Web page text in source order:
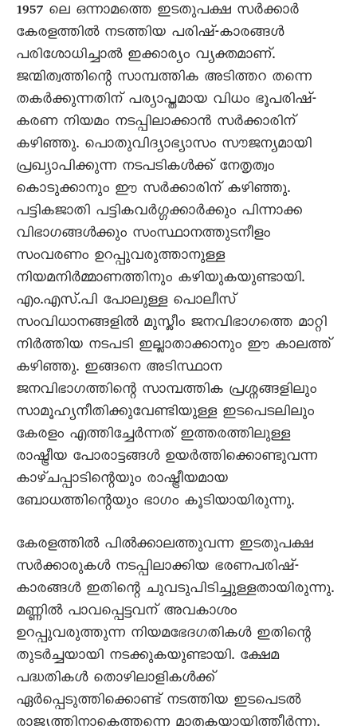
1957 ലെ ഒന്നാമത്തെ ഇടതുപക്ഷ സര്‍ക്കാര്‍
കേരളത്തില്‍ നടത്തിയ പരിഷ്-കാരങ്ങള്‍
പരിശോധിച്ചാല്‍ ഇക്കാര്യം വ്യക്തമാണ്.
ജന്മിത്വത്തിന്റെ സാമ്പത്തിക അടിത്തറ തന്നെ
തകര്‍ക്കുന്നതിന് പര്യാപ്തമായ വിധം ഭൂപരിഷ്-
കരണ നിയമം നടപ്പിലാക്കാന്‍ സര്‍ക്കാരിന്
കഴിഞ്ഞു. പൊതുവിദ്യാഭ്യാസം സൗജന്യമായി
പ്രഖ്യാപിക്കുന്ന നടപടികള്‍ക്ക് നേതൃത്വം
കൊടുക്കാനും ഈ സര്‍ക്കാരിന് കഴിഞ്ഞു.
പട്ടികജാതി പട്ടികവര്‍ഗ്ഗക്കാര്‍ക്കും പിന്നാക്ക
വിഭാഗങ്ങള്‍ക്കും സംസ്ഥാനത്തുടനീളം
സംവരണം ഉറപ്പുവരുത്താനുള്ള
നിയമനിര്‍മ്മാണത്തിനും കഴിയുകയുണ്ടായി.
എം.എസ്.പി പോലുള്ള പൊലീസ്
സംവിധാനങ്ങളില്‍ മുസ്ലീം ജനവിഭാഗത്തെ മാറ്റി
നിര്‍ത്തിയ നടപടി ഇല്ലാതാക്കാനും ഈ കാലത്ത്
കഴിഞ്ഞു. ഇങ്ങനെ അടിസ്ഥാന
ജനവിഭാഗത്തിന്റെ സാമ്പത്തിക പ്രശ്നങ്ങളിലും
സാമൂഹ്യനീതിക്കുവേണ്ടിയുള്ള ഇടപെടലിലും
കേരളം എത്തിച്ചേര്‍ന്നത് ഇത്തരത്തിലുള്ള
രാഷ്ട്രീയ പോരാട്ടങ്ങള്‍ ഉയര്‍ത്തിക്കൊണ്ടുവന്ന
കാഴ്ചപ്പാടിന്റെയും രാഷ്ട്രീയമായ
ബോധത്തിന്റെയും ഭാഗം കൂടിയായിരുന്നു.
കേരളത്തില്‍ പില്‍ക്കാലത്തുവന്ന ഇടതുപക്ഷ
സര്‍ക്കാരുകള്‍ നടപ്പിലാക്കിയ ഭരണപരിഷ്-
കാരങ്ങള്‍ ഇതിന്റെ ചുവടുപിടിച്ചുള്ളതായിരുന്നു.
മണ്ണില്‍ പാവപ്പെട്ടവന് അവകാശം
ഉറപ്പുവരുത്തുന്ന നിയമഭേദഗതികള്‍ ഇതിന്റെ
തുടര്‍ച്ചയായി നടക്കുകയുണ്ടായി. ക്ഷേമ
പദ്ധതികള്‍ തൊഴിലാളികള്‍ക്ക്
ഏര്‍പ്പെടുത്തിക്കൊണ്ട് നടത്തിയ ഇടപെടല്‍